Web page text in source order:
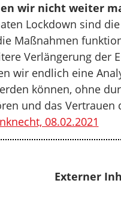
wir nicht weiter
Lockdown sind
Maßnahmen
Verlängerung der
wir endlich eine
können, ohne
und das
08.02.2021
Externer